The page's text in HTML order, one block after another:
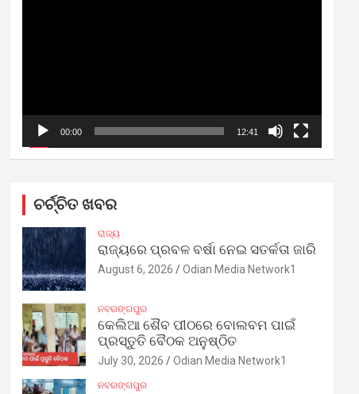
00:00 12:41
ଚର୍ଚ୍ଚିତ ଖବର
ରାଜ୍ୟ
ରାଜ୍ୟରେ ପ୍ରବଳ ବର୍ଷା ନେଇ ସତର୍କତା ଜାରି
August 6, 2026 Odian Media Network1
ନବରଙ୍ଗପୁର
କେଲିଆ ଶୈବ ପୀଠରେ ବୋଲବମ ପାଇଁ
ପ୍ରସ୍ତୁତି ବୈଠକ ଅନୁଷ୍ଠିତ
July 30, 2026 Odian Media Network1
ନବରଙ୍ଗପୁର